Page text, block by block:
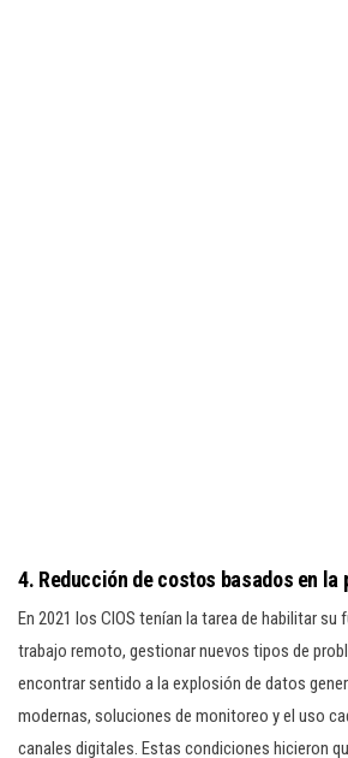
4. Reducción de costos basados en la
En 2021 los CIOS tenían la tarea de habilitar su
trabajo remoto, gestionar nuevos tipos de
encontrar sentido a la explosión de datos
modernas, soluciones de monitoreo y el uso
canales digitales. Estas condiciones hicieron